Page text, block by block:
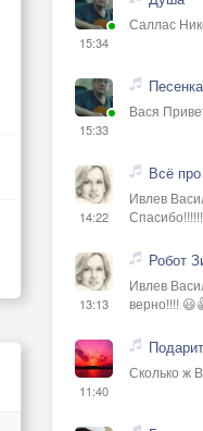
15:34
Саллас
15:33
Вася
14:22
Всё
Ивлев
13:13
Робот
Ивлев
верно!!!!
11:40
Сколько ж